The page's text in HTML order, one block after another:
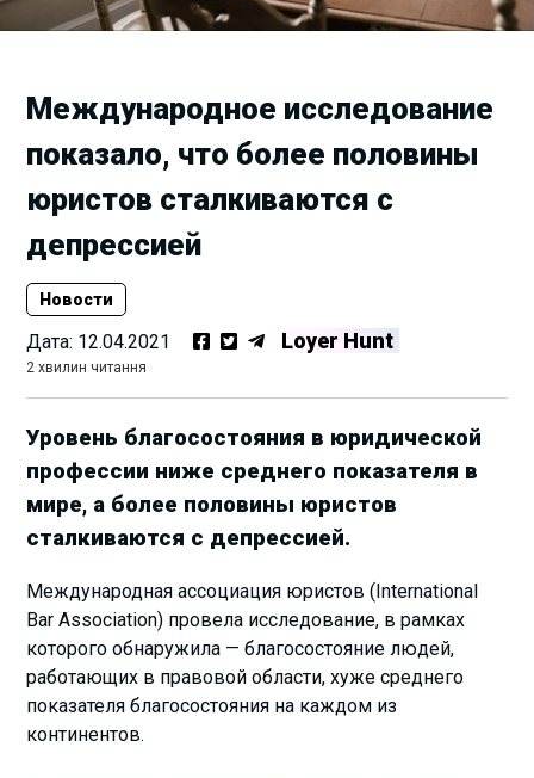
Международное исследование
показало, что более половины
юристов сталкиваются с
депрессией
Новости
Дата: 12.04.2021 Loyer Hunt
2 хвилин читання
Уровень благосостояния в юридической
профессии ниже среднего показателя в
мире, а более половины юристов
сталкиваются с депрессией.
Международная ассоциация юристов (International
Bar Association) провела исследование, в рамках
которого обнаружила — благосостояние людей,
работающих в правовой области, хуже среднего
показателя благосостояния на каждом из
континентов.